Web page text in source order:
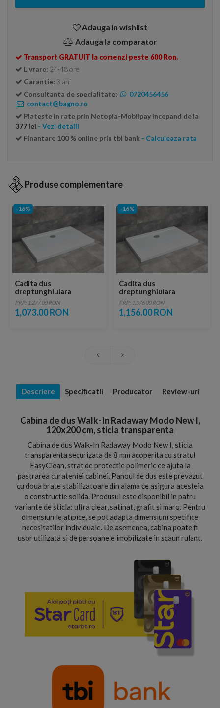
Adauga in wishlist
Adauga la comparator
Transport GRATUIT la comenzi peste 600 Ron.
Livrare: 24-48 ore
Garantie: 3 ani
Consultanta de specialitate:
0720456456
contact@bagno.ro
Plateste in rate prin Netopia-Mobilpay incepand de la
377 lei - Vezi detalii
Finantare 100 % online prin tbi bank - Calculeaza rata
Produse complementare
-16%
Cadita dus
dreptunghiulara
Radaway Doros D,
120X80X5 cm, acrilica
PRP: 1,277.00 RON
1,073.00 RON
-16%
Cadita dus
dreptunghiulara
Radaway Doros D,
120X90X5 cm, acrilica
PRP: 1,376.00 RON
1,156.00 RON
Descriere Specificatii Producator Review-uri
Cabina de dus Walk-In Radaway Modo New I,
120x200 cm, sticla transparenta
Cabina de dus Walk-In Radaway Modo New I, sticla
transparenta securizata de 8 mm acoperita cu stratul
EasyClean, strat de protectie polimeric ce ajuta la
pastrarea curateniei cabinei. Panoul de dus este prevazut
cu doua brate stabilizatoare din alama ce asigura acesteia
o constructie solida. Produsul este disponibil in patru
variante de sticla: ultra clear, satinat, grafit si maro. Pentru
dimensiunile atipice, se pot adapta dimensiuni specifice
necesitatilor individuale. De asemenea, cabina poate fi
usor utilizata si de persoanele imobilizate in scaun rulant.